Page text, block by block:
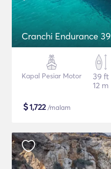
Cranchi Endurance 39
Kapal Pesiar Motor
39 ft
12 m
$1,722/malam